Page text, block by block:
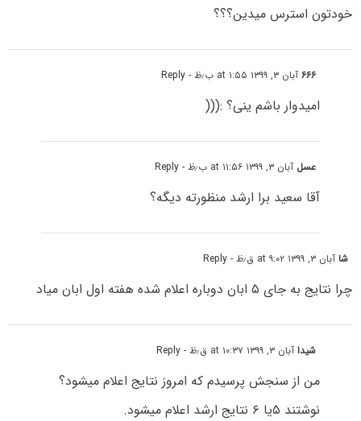
خودتون استرس میدین؟؟؟
۶۶۶آبان ۳, ۱۳۹۹ at ۱:۵۵ ب٫ظ - Reply
امیدوار باشم ینی؟ :(((
عسل آبان ۳, ۱۳۹۹ at ۱۱:۵۶ ب٫ظ - Reply
آقا سعید برا ارشد منظورته دیگه؟
شاآبان ۳, ۱۳۹۹ at ۹:۰۲ ق٫ظ - Reply
چرا نتایج به جای ۵ ابان دوباره اعلام شده هفته اول ابان میاد
شیداآبان ۳, ۱۳۹۹ at ۱۰:۳۷ ق٫ظ - Reply
من از سنجش پرسیدم که امروز نتایج اعلام میشود؟
نوشتند ۵یا ۶ نتایج ارشد اعلام میشود.